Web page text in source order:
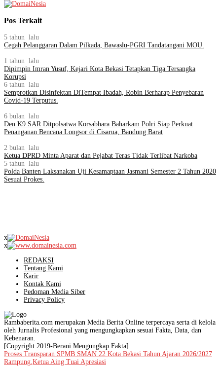
Pos Terkait
5 tahun lalu
Cegah Pelanggaran Dalam Pilkada, Bawaslu-PGRI Tandatangani MOU.
1 tahun lalu
Dipimpin Imran Yusuf, Kejari Kota Bekasi Tetapkan Tiga Tersangka
Korupsi
6 tahun lalu
Semprotkan Disinfektan DiTempat Ibadah, Robin Berharap Penyebaran
Covid-19 Terputus.
6 bulan lalu
Den K9 SAR Ditpolsatwa Korsabhara Baharkam Polri Siap Perkuat
Penanganan Bencana Longsor di Cisarua, Bandung Barat
2 bulan lalu
Ketua DPRD Minta Aparat dan Pejabat Teras Tidak Terlibat Narkoba
5 tahun lalu
Polda Banten Laksanakan Uji Kesamaptaan Jasmani Semester 2 Tahun 2020
Sesuai Prokes.
x
x
REDAKSI
Tentang Kami
Karir
Kontak Kami
Pedoman Media Siber
Privacy Policy
Rambaberita.com merupakan Media Berita Online terpercaya serta di kelola
oleh Jurnalis Profesional yang mengungkapkan sesuai Fakta, Data, dan
Kebenaran.
[Copyright 2019-Berani Mengungkap Fakta]
Proses Transparan SPMB SMAN 22 Kota Bekasi Tahun Ajaran 2026/2027
Rampung,Ketua Aing Tuai Apresiasi